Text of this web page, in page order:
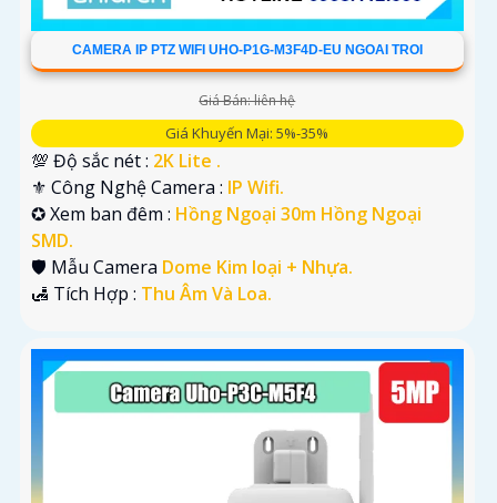
CAMERA IP PTZ WIFI UHO-P1G-M3F4D-EU NGOAI TROI
Giá Bán: liên hệ
Giá Khuyến Mại: 5%-35%
💯 Độ sắc nét : 2K Lite .
⚜️ Công Nghệ Camera : IP Wifi.
✪ Xem ban đêm : Hồng Ngoại 30m Hồng Ngoại
SMD.
🛡 Mẫu Camera Dome Kim loại + Nhựa.
️🛃 Tích Hợp : Thu Âm Và Loa.